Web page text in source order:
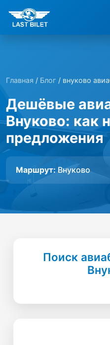
Главная / Блог / внуково
Дешёвые
Внуково: как
предложения
Маршрут:Внуково
Поиск